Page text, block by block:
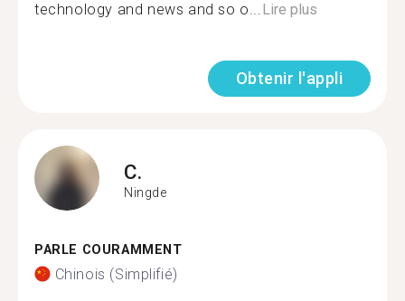
technology and news and so o...Lire plus
Obtenir l'appli
C.
Ningde
PARLE COURAMMENT
Chinois (Simplifié)